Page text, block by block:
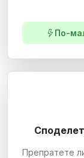
По-
Препратете